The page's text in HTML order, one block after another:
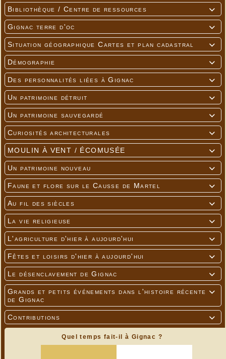

Bibliothèque / Centre de ressources

Gignac terre d'oc

Situation géographique Cartes et plan cadastral

Démographie

Des personnalités liées à Gignac

Un patrimoine détruit

Un patrimoine sauvegardé

Curiosités architecturales

MOULIN À VENT / ÉCOMUSÉE

Un patrimoine nouveau

Faune et flore sur le Causse de Martel

Au fil des siècles

La vie religieuse

L'agriculture d'hier à aujourd'hui

Fêtes et loisirs d'hier à aujourd'hui

Le désenclavement de Gignac

Grands et petits événements dans l'histoire récente
de Gignac

Contributions
Quel temps fait-il à Gignac ?
Neige sur les sommets
---